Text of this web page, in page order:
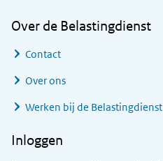
Over de Belastingdienst
Contact
Over ons
Werken bij de Belastingdienst
Inloggen